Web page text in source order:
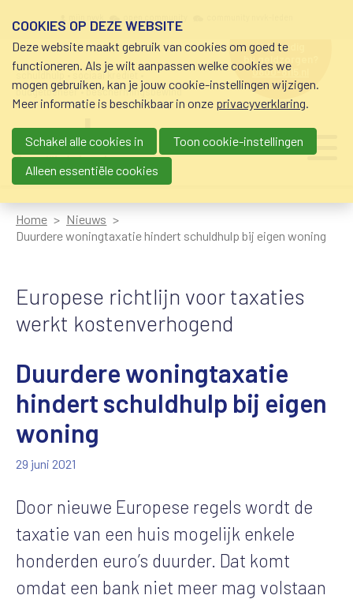
schuldhulp • sociaal krediet •
budgetbeheer • beschermingsbewind
hulp nodig
bij geldzorgen?
0800-8115.nl
Main navigation
Home
Nieuws
Duurdere woningtaxatie hindert schuldhulp bij eigen woning
Europese richtlijn voor taxaties
werkt kostenverhogend
Duurdere woningtaxatie
hindert schuldhulp bij eigen
woning
29 juni 2021
Door nieuwe Europese regels wordt de
taxatie van een huis mogelijk enkele
honderden euro’s duurder. Dat komt
omdat een bank niet meer mag volstaan
COOKIES OP DEZE WEBSITE
Deze website maakt gebruik van cookies om goed te
functioneren. Als je wilt aanpassen welke cookies we
mogen gebruiken, kan je jouw cookie-instellingen wijzigen.
Meer informatie is beschikbaar in onze privacyverklaring.
Schakel alle cookies in
Toon cookie-instellingen
Alleen essentiële cookies